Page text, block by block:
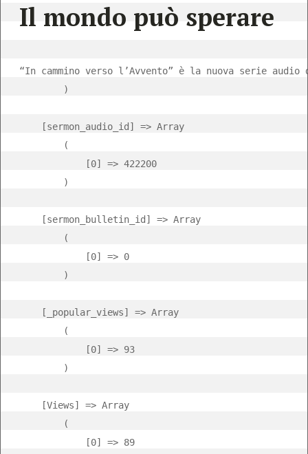
Il mondo può sperare
“In cammino verso l’Avvento” è la nuova serie
        )
    [sermon_audio_id] => Array
        (
            [0] => 422200
        )
    [sermon_bulletin_id] => Array
        (
            [0] => 0
        )
    [_popular_views] => Array
        (
            [0] => 93
        )
    [Views] => Array
        (
            [0] => 89